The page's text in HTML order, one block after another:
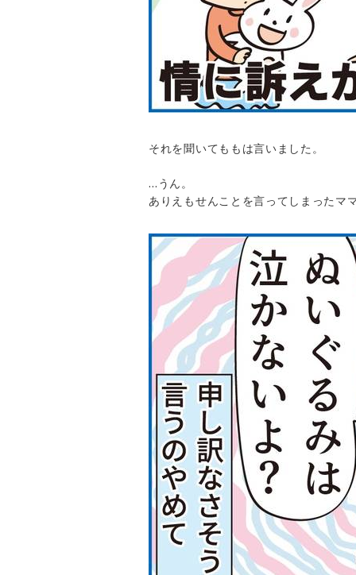
それを聞いてももは言いました。
…うん。
ありえもせんことを言ってしまったマ